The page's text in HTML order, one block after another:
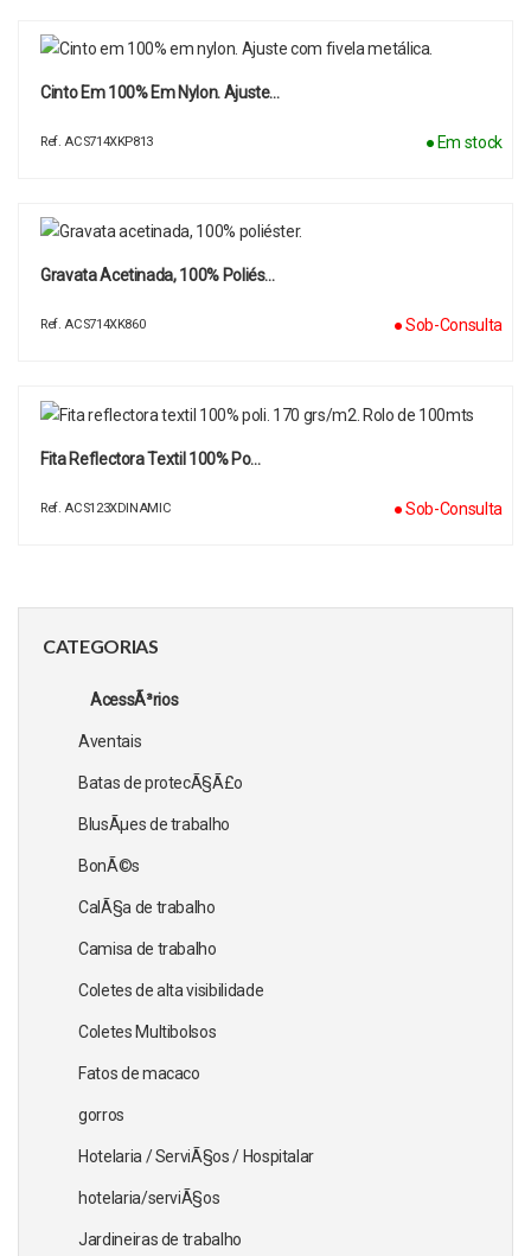
CATEGORIAS
AcessÃ³rios
Aventais
Batas de protecÃ§Ã£o
BlusÃµes de trabalho
BonÃ©s
CalÃ§a de trabalho
Camisa de trabalho
Coletes de alta visibilidade
Coletes Multibolsos
Fatos de macaco
gorros
Hotelaria / ServiÃ§os / Hospitalar
hotelaria/serviÃ§os
Jardineiras de trabalho
Cinto Em 100% Em Nylon. Ajuste…
Ref. ACS714XKP813 ● Em stock
Gravata Acetinada, 100% Poliés…
Ref. ACS714XK860 ● Sob-Consulta
Fita Reflectora Textil 100% Po…
Ref. ACS123XDINAMIC ● Sob-Consulta